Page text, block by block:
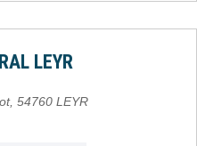
LEYR
, 54760 LEYR